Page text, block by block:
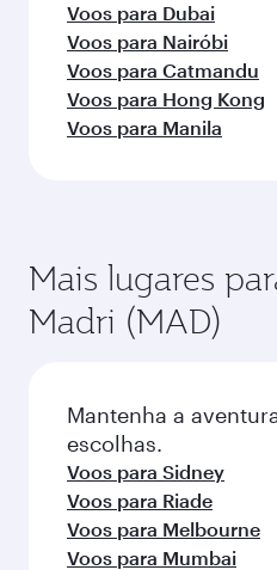
Voos para Dubai
Voos para Nairóbi
Voos para Catmandu
Voos para Hong Kong
Voos para Manila
Mais lugares
Madri (MAD)
Mantenha a
escolhas.
Voos para Sidney
Voos para Riade
Voos para Melbourne
Voos para Mumbai